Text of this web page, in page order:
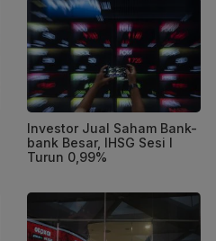
Investor Jual Saham Bank-
bank Besar, IHSG Sesi I
Turun 0,99%